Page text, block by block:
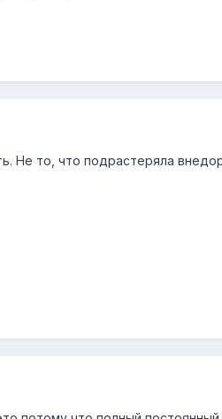
Не то, что подрастеряла